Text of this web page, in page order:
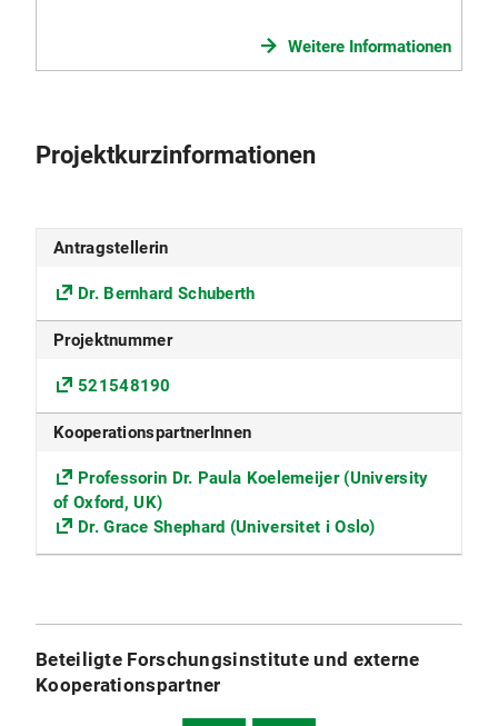
Weitere Informationen
Projektkurzinformationen
Antragstellerin
Dr. Bernhard Schuberth
Projektnummer
521548190
KooperationspartnerInnen
Professorin Dr. Paula Koelemeijer (University
of Oxford, UK)
Dr. Grace Shephard (Universitet i Oslo)
Beteiligte Forschungsinstitute und externe
Kooperationspartner